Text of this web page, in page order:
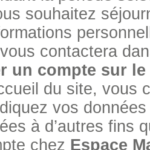
souhaitez
contactera
un compte sur
du site, vous
vos
à d’autres fins
chez Espace